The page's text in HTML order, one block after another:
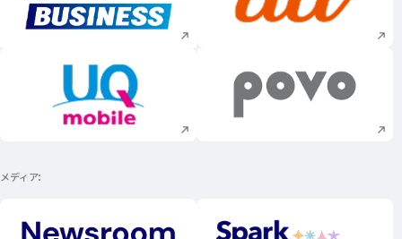
新規ウィンドウで開く 新規ウィンドウで
新規ウィンドウで開く 新規ウィンドウで
メディア